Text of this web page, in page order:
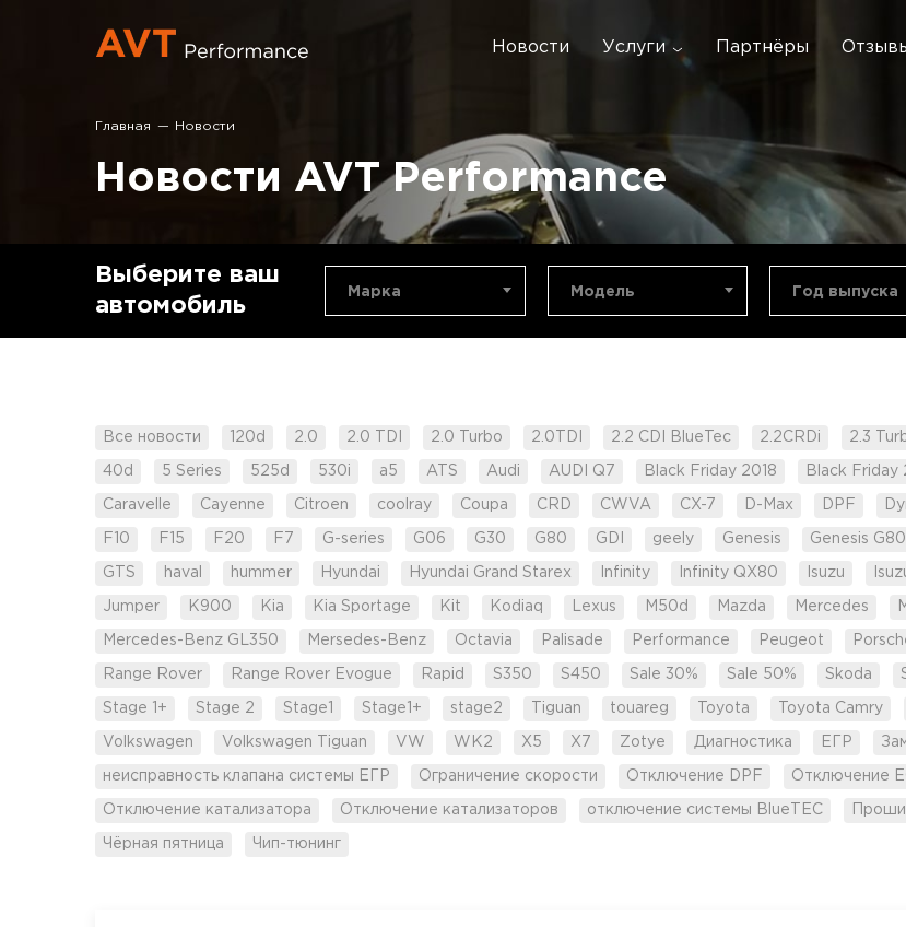
Новости Услуги Партнёры
Главная Новости
Новости AVT Performance
Выберите ваш
автомобиль
Марка Модель Год выпуска
Все новости 120d 2.0 2.0 TDI 2.0 Turbo 2.0TDI 2.2 CDI BlueTec 2.2CRDi 2.3
40d 5 Series 525d 530i a5 ATS Audi AUDI Q7 Black Friday 2018 Black Friday
Caravelle Cayenne Citroen coolray Coupa CRD CWVA CX-7 D-Max DPF
F10 F15 F20 F7 G-series G06 G30 G80 GDI geely Genesis Genesis G80
GTS haval hummer Hyundai Hyundai Grand Starex Infinity Infinity QX80 Isuzu
Jumper K900 Kia Kia Sportage Kit Kodiaq Lexus M50d Mazda Mercedes
Mercedes-Benz GL350 Mersedes-Benz Octavia Palisade Performance Peugeot
Range Rover Range Rover Evogue Rapid S350 S450 Sale 30% Sale 50% Skoda
Stage 1+ Stage 2 Stage1 Stage1+ stage2 Tiguan touareg Toyota Toyota Camry
Volkswagen Volkswagen Tiguan VW WK2 X5 X7 Zotye Диагностика ЕГР
неисправность клапана системы ЕГР Ограничение скорости Отключение DPF Отключение
Отключение катализатора Отключение катализаторов отключение системы BlueTEC
Чёрная пятница Чип-тюнинг